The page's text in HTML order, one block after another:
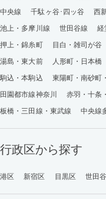
中央線
千駄ヶ谷･四ッ谷 西
池上・多摩川線
世田谷線 経
押上・錦糸町
目白・雑司が谷
湯島・東大前
人形町・日本橋
駒込・本駒込
東陽町・南砂町
田園都市線神奈川
赤羽・十条
板橋・三田線・東武線
中央線
行政区から探す
港区 新宿区 目黒区 世田